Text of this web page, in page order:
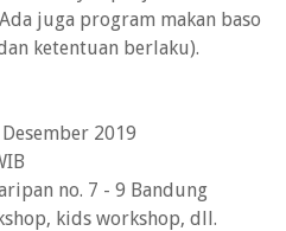
juga program makan baso
ketentuan berlaku).
2019
no. 7 - 9 Bandung
kids workshop, dll.